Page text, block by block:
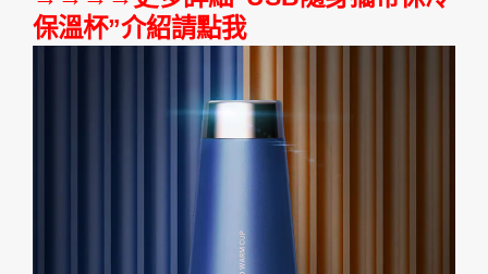
保溫杯”介紹請點我